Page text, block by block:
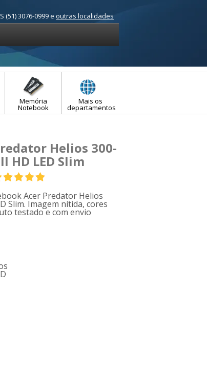
(51) 3076-0999 e outras localidades
Memória
Notebook
Mais os
departamentos
Helios 300-
HD LED Slim
Acer Predator Helios
Slim. Imagem nítida, cores
testado e com envio